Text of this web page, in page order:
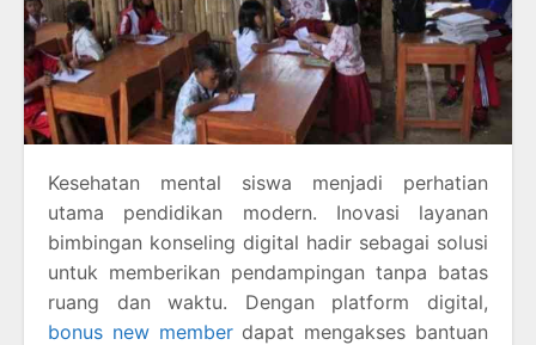
Kesehatan mental siswa menjadi perhatian
utama pendidikan modern. Inovasi layanan
bimbingan konseling digital hadir sebagai solusi
untuk memberikan pendampingan tanpa batas
ruang dan waktu. Dengan platform digital,
bonus new memberdapat mengakses bantuan